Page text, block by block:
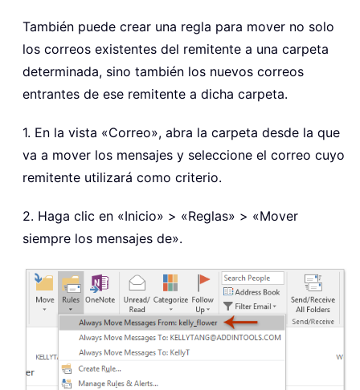
También puede crear una regla para mover no solo
los correos existentes del remitente a una carpeta
determinada, sino también los nuevos correos
entrantes de ese remitente a dicha carpeta.
1. En la vista «Correo», abra la carpeta desde la que
va a mover los mensajes y seleccione el correo cuyo
remitente utilizará como criterio.
2. Haga clic en «Inicio» > «Reglas» > «Mover
siempre los mensajes de».